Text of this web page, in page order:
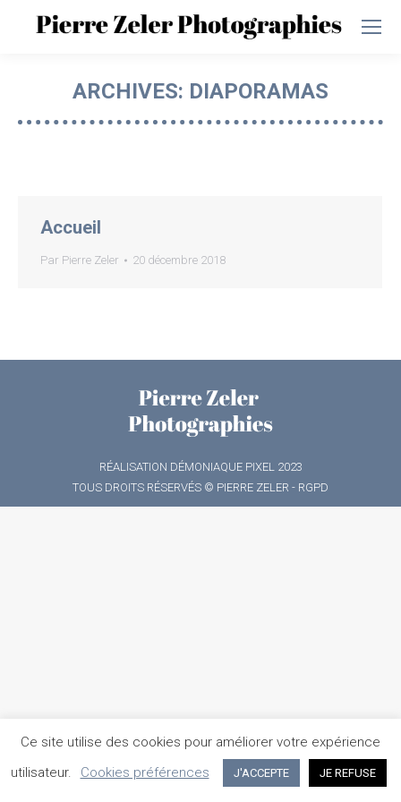
ARCHIVES: DIAPORAMAS
Vous êtes ici :
Accueil
Par Pierre Zeler 20 décembre 2018
RÉALISATION DÉMONIAQUE PIXEL2023
TOUS DROITS RÉSERVÉS © PIERRE ZELER - RGPD
Ce site utilise des cookies pour améliorer votre expérience
utilisateur.
Cookies préférences J'ACCEPTE JE REFUSE